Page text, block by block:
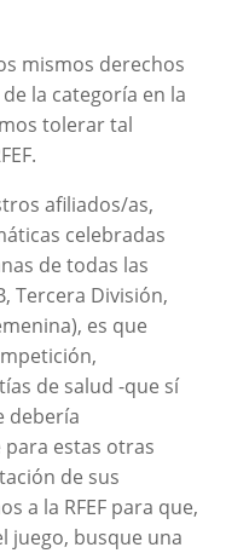
mismos derechos
la categoría en la
tolerar tal
afiliados/as,
celebradas
de todas las
Tercera División,
es que
de salud -que sí
debería
estas otras
de sus
a la RFEF para que,
juego, busque una